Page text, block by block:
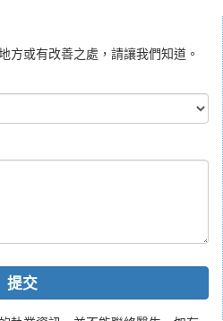
方或有改善之處，請讓我們知道。
提交